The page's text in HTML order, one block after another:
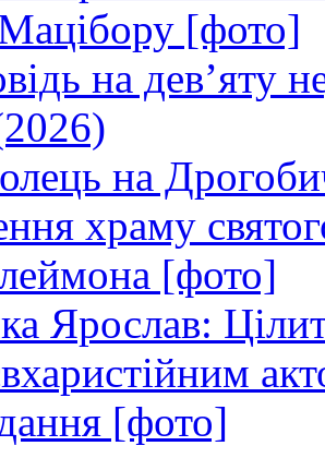
[фото]
на дев’яту
на
храму
[фото]
Ярослав:
[фото]